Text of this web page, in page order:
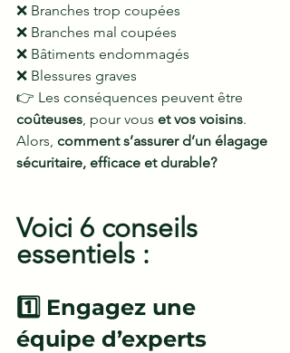
❌ Branches trop coupées
❌ Branches mal coupées
❌ Bâtiments endommagés
❌ Blessures graves
👉 Les conséquences peuvent être
coûteuses , pour vous et vos voisins.
Alors, comment s’assurer d’un élagage
sécuritaire, efficace et durable?
Voici 6 conseils
essentiels :
1️⃣ Engagez une
équipe d’experts